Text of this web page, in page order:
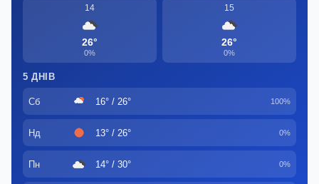
14
26°
0%
15
26°
0%
5 ДНІВ
Сб 16° / 26° 100%
Нд 13° / 26° 0%
Пн 14° / 30° 0%